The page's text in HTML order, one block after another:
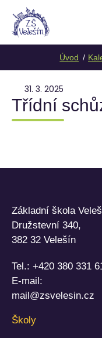
Úvod
31. 3. 2025
Třídní
Základní škola
Družstevní 340,
382 32 Velešín
Tel.: +420 380 331
E-mail:
mail@zsvelesin.cz
Školy